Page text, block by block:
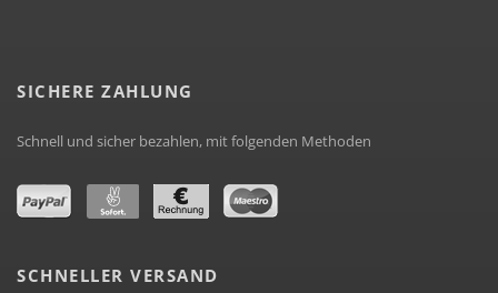
SICHERE ZAHLUNG
Schnell und sicher bezahlen, mit folgenden Methoden
SCHNELLER VERSAND